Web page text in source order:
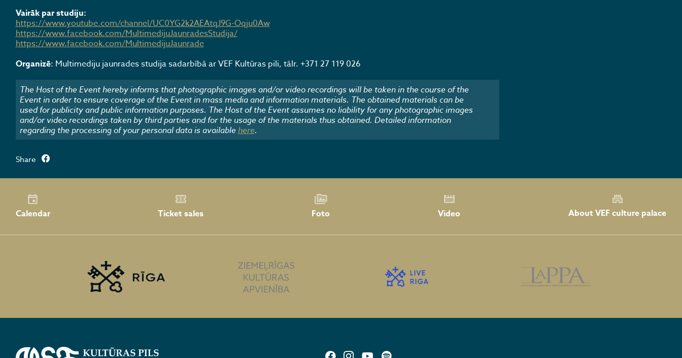
Vairāk par studiju:
https://www.youtube.com/channel/UC0YG2k2AEAtqJ9G-Oqju0Aw
https://www.facebook.com/MultimedijuJaunradesStudija/
https://www.facebook.com/MultimedijuJaunrade
Organizē: Multimediju jaunrades studija sadarbībā ar VEF Kultūras pili, tālr. +371 27 119 026
The Host of the Event hereby informs that photographic images and/or video recordings will be taken in the course of the
Event in order to ensure coverage of the Event in mass media and information materials. The obtained materials can be
used for publicity and public information purposes. The Host of the Event assumes no liability for any photographic images
and/or video recordings taken by third parties and for the usage of the materials thus obtained. Detailed information
regarding the processing of your personal data is availablehere.
Share
Calendar Ticket sales Foto Video About VEF culture palace